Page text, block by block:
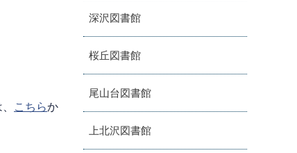
こちらか
深沢図書館
桜丘図書館
尾山台図書館
上北沢図書館